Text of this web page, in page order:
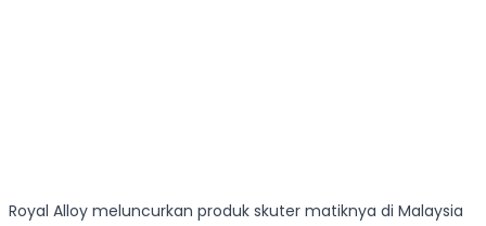
Royal Alloy meluncurkan produk skuter matiknya di Malaysia